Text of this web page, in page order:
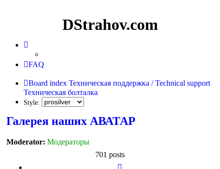
DStrahov.com
FAQ
Board index Техническая поддержка / Technical support
Техническая болталка
Style:
Галерея наших АВАТАР
Moderator: Модераторы
701 posts